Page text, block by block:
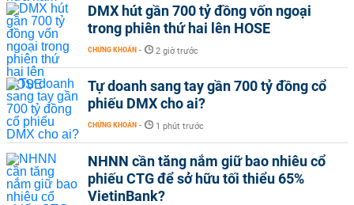
DMX hút gần 700 tỷ đồng vốn ngoại
trong phiên thứ hai lên HOSE
CHỨNG KHOÁN - 2 giờ trước
Tự doanh sang tay gần 700 tỷ đồng cổ
phiếu DMX cho ai?
CHỨNG KHOÁN - 1 phút trước
NHNN cần tăng nắm giữ bao nhiêu cổ
phiếu CTG để sở hữu tối thiểu 65%
VietinBank?